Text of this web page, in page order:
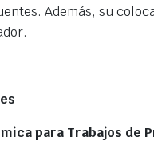
Además, su
para Trabajos de